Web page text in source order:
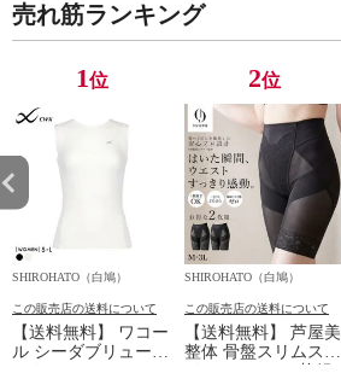
売れ筋ランキング
1位
SHIROHATO（白鳩）
この販売店の送料について
【送料無料】 ワコー
ル シーダブリューエ
2位
SHIROHATO（白鳩）
この販売店の送料について
【送料無料】 芦屋美
整体 骨盤スリムスタ